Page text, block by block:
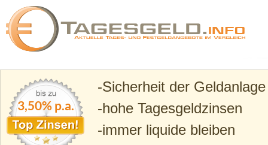
Tagesgeld.info – Tagesgeldkonten vergleichen und
3,50% p.a.
Sicherheit der Geldanlage
hohe Tagesgeldzinsen
immer liquide bleiben